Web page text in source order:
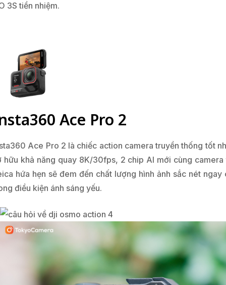
3S tiền nhiệm.
Ace Pro 2
Ace Pro 2 là chiếc action camera truyền thống tốt
hữu khả năng quay 8K/30fps, 2 chip AI mới cùng camera
hứa hẹn sẽ đem đến chất lượng hình ảnh sắc nét ngay
điều kiện ánh sáng yếu.